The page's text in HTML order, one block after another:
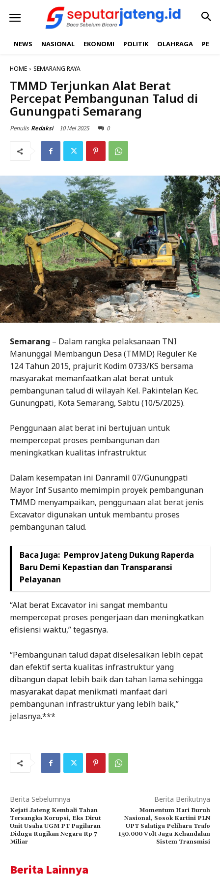
NEWS NASIONAL EKONOMI POLITIK OLAHRAGA
HOME SEMARANG RAYA
TMMD Terjunkan Alat Berat
Percepat Pembangunan Talud di
Gunungpati Semarang
Penulis Redaksi 10 Mei 2025 0
Semarang – Dalam rangka pelaksanaan TNI
Manunggal Membangun Desa (TMMD) Reguler Ke
124 Tahun 2015, prajurit Kodim 0733/KS bersama
masyarakat memanfaatkan alat berat untuk
pembangunan talud di wilayah Kel. Pakintelan Kec.
Gunungpati, Kota Semarang, Sabtu (10/5/2025).
Penggunaan alat berat ini bertujuan untuk
mempercepat proses pembangunan dan
meningkatkan kualitas infrastruktur.
Dalam kesempatan ini Danramil 07/Gunungpati
Mayor Inf Susanto memimpin proyek pembangunan
TMMD menyampaikan, penggunaan alat berat jenis
Excavator digunakan untuk membantu proses
pembangunan talud.
Baca Juga: Pemprov Jateng Dukung Raperda
Baru Demi Kepastian dan Transparansi
Pelayanan
“Alat berat Excavator ini sangat membantu
mempercepat proses pengerjaan dan meningkatkan
efisiensi waktu,” tegasnya.
“Pembangunan talud dapat diselesaikan lebih cepat
dan efektif serta kualitas infrastruktur yang
dibangun dapat lebih baik dan tahan lama sehingga
masyarakat dapat menikmati manfaat dari
pembangunan infrastruktur yang lebih baik,”
jelasnya.***
Berita Sebelumnya
Kejati Jateng Kembali Tahan
Tersangka Korupsi, Eks Dirut
Unit Usaha UGM PT Pagilaran
Diduga Rugikan Negara Rp 7
Miliar
Berita Berikutnya
Momentum Hari Buruh
Nasional, Sosok Kartini PLN
UPT Salatiga Pelihara Trafo
150.000 Volt Jaga Kehandalan
Sistem Transmisi
Berita Lainnya